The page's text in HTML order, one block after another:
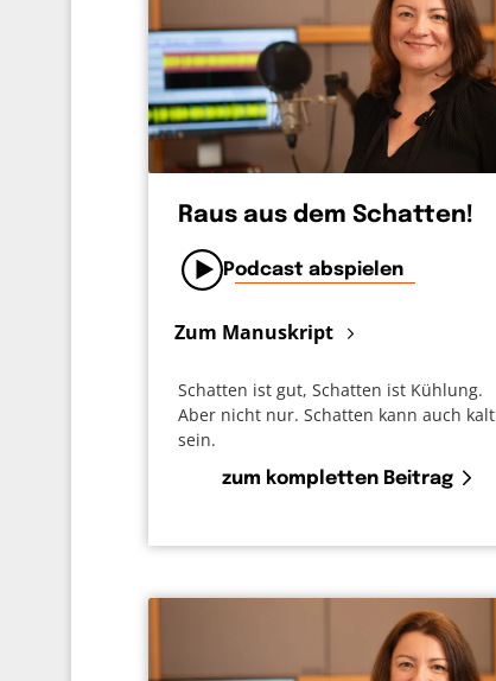
Raus aus dem Schatten!
Podcast abspielen
Zum Manuskript
Schatten ist gut, Schatten ist Kühlung.
Aber nicht nur. Schatten kann auch kalt
sein.
zum kompletten Beitrag